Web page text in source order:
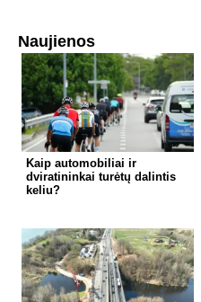
Naujienos
Kaip automobiliai ir
dviratininkai turėtų dalintis
keliu?